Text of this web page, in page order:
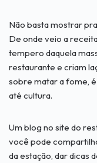
Não basta mostrar
De onde veio a
tempero daquela
restaurante e criam
sobre matar a fome,
até cultura.
Um blog no site do
você pode
da estação, dar dicas